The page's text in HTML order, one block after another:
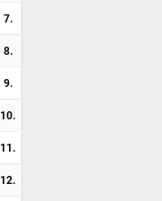
7.
8.
9.
10.
11.
12.